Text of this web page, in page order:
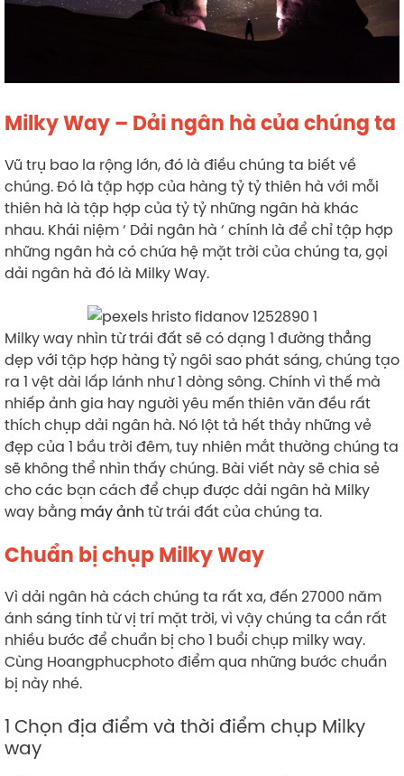
Milky Way – Dải ngân hà của chúng ta
Vũ trụ bao la rộng lớn, đó là điều chúng ta biết về
chúng. Đó là tập hợp của hàng tỷ tỷ thiên hà với mỗi
thiên hà là tập hợp của tỷ tỷ những ngân hà khác
nhau. Khái niệm ‘ Dải ngân hà ‘ chính là để chỉ tập hợp
những ngân hà có chứa hệ mặt trời của chúng ta, gọi
dải ngân hà đó là Milky Way.
Milky way nhìn từ trái đất sẽ có dạng 1 đường thẳng
dẹp với tập hợp hàng tỷ ngôi sao phát sáng, chúng tạo
ra 1 vệt dài lấp lánh như 1 dòng sông. Chính vì thế mà
nhiếp ảnh gia hay người yêu mến thiên văn đều rất
thích chụp dải ngân hà. Nó lột tả hết thảy những vẻ
đẹp của 1 bầu trời đêm, tuy nhiên mắt thường chúng ta
sẽ không thể nhìn thấy chúng. Bài viết này sẽ chia sẻ
cho các bạn cách để chụp được dải ngân hà Milky
way bằng máy ảnh từ trái đất của chúng ta.
Chuẩn bị chụp Milky Way
Vì dải ngân hà cách chúng ta rất xa, đến 27000 năm
ánh sáng tính từ vị trí mặt trời, vì vậy chúng ta cần rất
nhiều bước để chuẩn bị cho 1 buổi chụp milky way.
Cùng Hoangphucphoto điểm qua những bước chuẩn
bị này nhé.
1 Chọn địa điểm và thời điểm chụp Milky
way